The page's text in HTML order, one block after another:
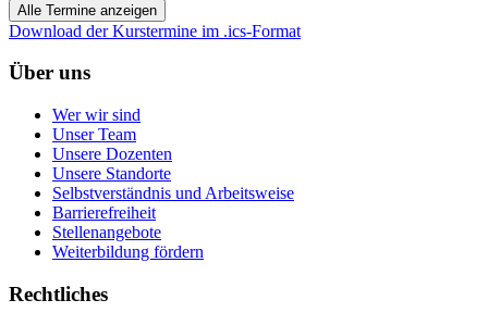
Alle Termine anzeigen
Download der Kurstermine im .ics-Format
Über uns
Wer wir sind
Unser Team
Unsere Dozenten
Unsere Standorte
Selbstverständnis und Arbeitsweise
Barrierefreiheit
Stellenangebote
Weiterbildung fördern
Rechtliches